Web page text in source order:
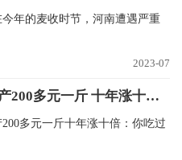
年的麦收时节，河南遭遇严重
2023-07
菌中之冠！鸡枞菌因气候减产200多元一斤 十年涨十倍：你吃过吗
多元一斤十年涨十倍：你吃过